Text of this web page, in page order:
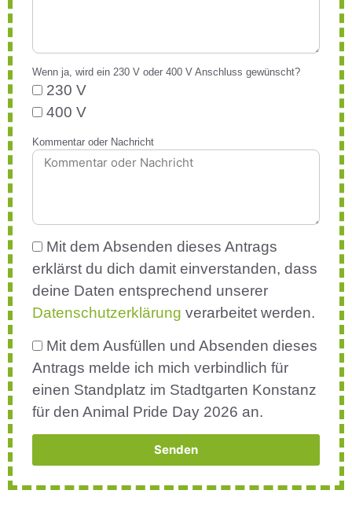
Wenn ja, wird ein 230 V oder 400 V Anschluss gewünscht?
230 V
400 V
Kommentar oder Nachricht
Mit dem Absenden dieses Antrags
erklärst du dich damit einverstanden, dass
deine Daten entsprechend unserer
Datenschutzerklärung verarbeitet werden.
Mit dem Ausfüllen und Absenden dieses
Antrags melde ich mich verbindlich für
einen Standplatz im Stadtgarten Konstanz
für den Animal Pride Day 2026 an.
Senden